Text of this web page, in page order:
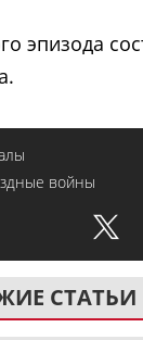
эпизода
войны
СТАТЬИ